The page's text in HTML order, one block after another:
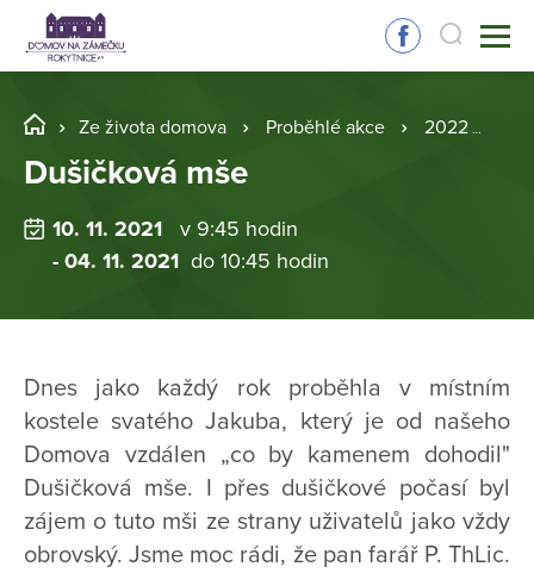
Ze života domova Proběhlé akce 2022
Dušičková mše
10. 11. 2021
v 9:45 hodin
- 04. 11. 2021 do 10:45 hodin
Dnes jako každý rok proběhla v místním
kostele svatého Jakuba, který je od našeho
Domova vzdálen „co by kamenem dohodil"
Dušičková mše. I přes dušičkové počasí byl
zájem o tuto mši ze strany uživatelů jako vždy
obrovský. Jsme moc rádi, že pan farář P. ThLic.